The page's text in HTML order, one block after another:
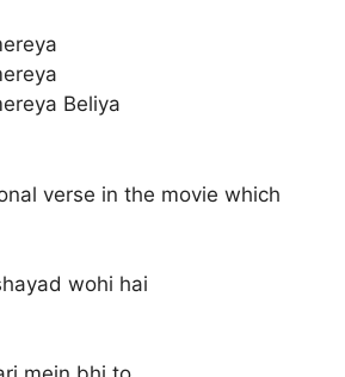
Beliya
verse in the movie which
wohi hai